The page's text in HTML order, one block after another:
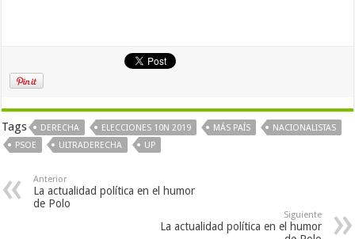
Tags DERECHA ELECCIONES 10N 2019 MÁS PAÍS
NACIONALISTAS
PSOE
ULTRADERECHA UP
Anterior
La actualidad política en el humor
de Polo
Siguiente
La actualidad política en el humor